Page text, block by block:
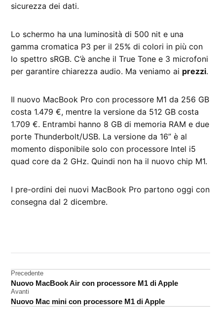
sicurezza dei dati.
Lo schermo ha una luminosità di 500 nit e una
gamma cromatica P3 per il 25% di colori in più con
lo spettro sRGB. C’è anche il True Tone e 3 microfoni
per garantire chiarezza audio. Ma veniamo ai prezzi.
Il nuovo MacBook Pro con processore M1 da 256 GB
costa 1.479 €, mentre la versione da 512 GB costa
1.709 €. Entrambi hanno 8 GB di memoria RAM e due
porte Thunderbolt/USB. La versione da 16” è al
momento disponibile solo con processore Intel i5
quad core da 2 GHz. Quindi non ha il nuovo chip M1.
I pre-ordini dei nuovi MacBook Pro partono oggi con
consegna dal 2 dicembre.
MacBook
Pro
Navigazione
articoli
Precedente
Nuovo MacBook Air con processore M1 di Apple
Avanti
Nuovo Mac mini con processore M1 di Apple